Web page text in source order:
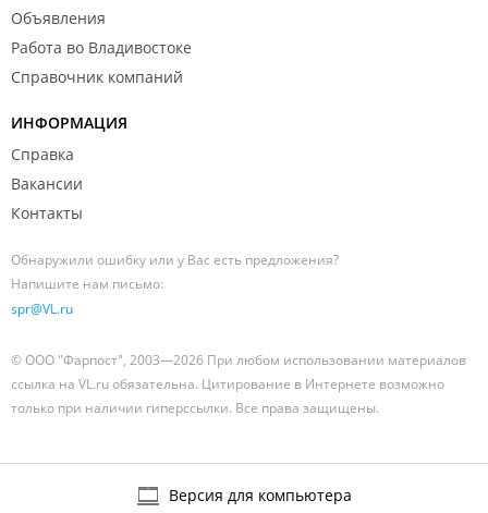
Объявления
Работа во Владивостоке
Справочник компаний
ИНФОРМАЦИЯ
Справка
Вакансии
Контакты
Обнаружили ошибку или у Вас есть предложения?
Напишите нам письмо:
spr@VL.ru
© ООО "Фарпост", 2003—2026 При любом использовании материалов
ссылка на VL.ru обязательна. Цитирование в Интернете возможно
только при наличии гиперссылки. Все права защищены.
Версия для компьютера